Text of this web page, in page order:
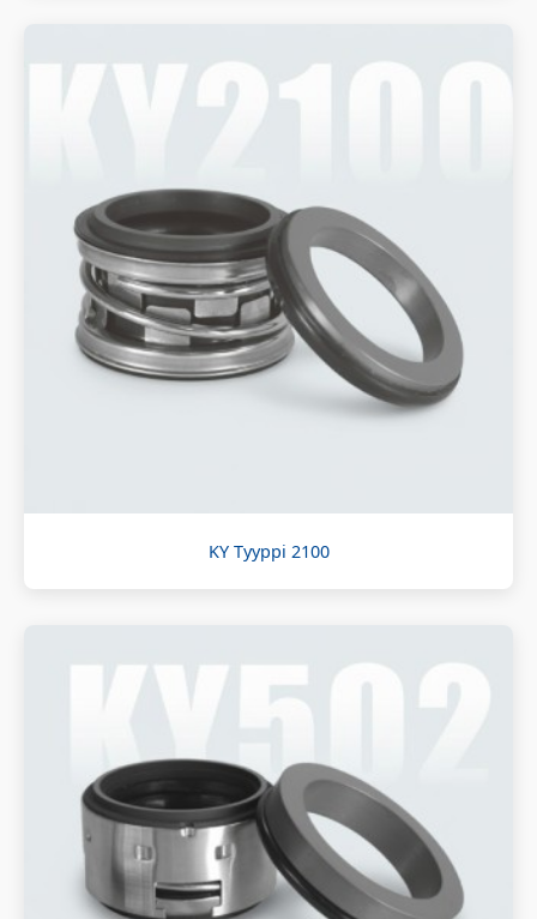
KY Tyyppi 2100